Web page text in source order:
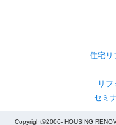
住宅リ
リ
セミ
Copyright©2006- HOUSING